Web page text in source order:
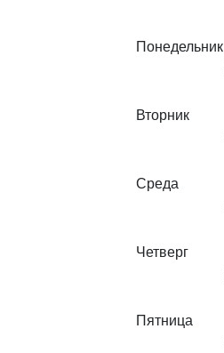
Понедельник
Вторник
Среда
Четверг
Пятница